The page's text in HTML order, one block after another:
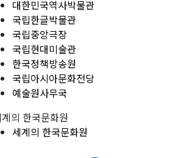
대한민국역사박물관
국립한글박물관
국립중앙극장
국립현대미술관
한국정책방송원
국립아시아문화전당
예술원사무국
의 한국문화원
세계의 한국문화원